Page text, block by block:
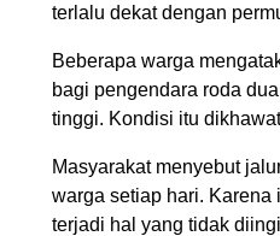
terlalu dekat dengan
Beberapa warga
bagi pengendara roda
tinggi. Kondisi itu
Masyarakat menyebut
warga setiap hari. Karena
terjadi hal yang tidak